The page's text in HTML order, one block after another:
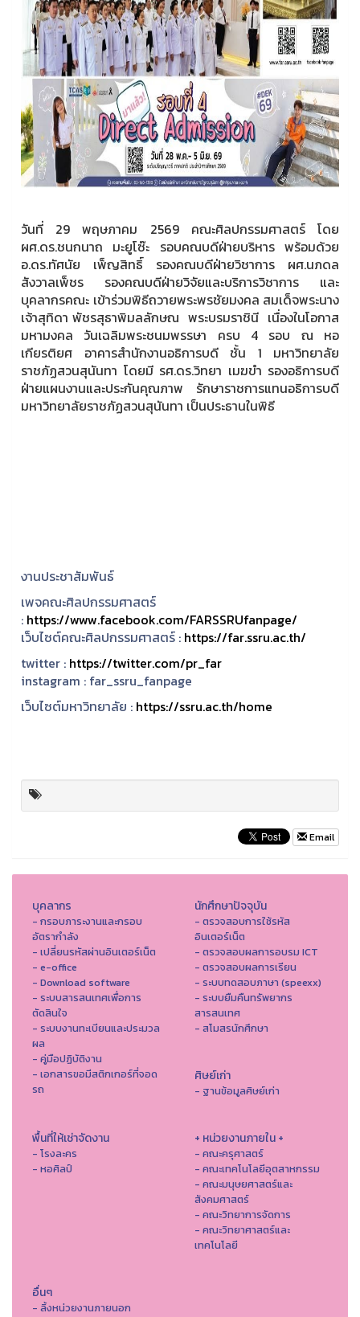
วันที่ 29 พฤษภาคม 2569 คณะศิลปกรรมศาสตร์ โดย
ผศ.ดร.ชนกนาถ มะยูโซ๊ะ รอบคณบดีฝ่ายบริหาร พร้อมด้วย
อ.ดร.ทัศนัย เพ็ญสิทธิ์ รองคณบดีฝ่ายวิชาการ ผศ.นภดล
สังวาลเพ็ชร รองคณบดีฝ่ายวิจัยและบริการวิชาการ และ
บุคลากรคณะ เข้าร่วมพิธีถวายพระพรชัยมงคล สมเด็จพระนาง
เจ้าสุทิดา พัชรสุธาพิมลลักษณ พระบรมราชินี เนื่องในโอกาส
มหามงคล วันเฉลิมพระชนมพรรษา ครบ 4 รอบ ณ หอ
เกียรติยศ อาคารสำนักงานอธิการบดี ชั้น 1 มหาวิทยาลัย
ราชภัฏสวนสุนันทา โดยมี รศ.ดร.วิทยา เมฆขำ รองอธิการบดี
ฝ่ายแผนงานและประกันคุณภาพ รักษาราชการแทนอธิการบดี
มหาวิทยาลัยราชภัฏสวนสุนันทา เป็นประธานในพิธี
งานประชาสัมพันธ์
เพจคณะศิลปกรรมศาสตร์
: https://www.facebook.com/FARSSRUfanpage/
เว็บไซต์คณะศิลปกรรมศาสตร์ : https://far.ssru.ac.th/
twitter : https://twitter.com/pr_far
instagram : far_ssru_fanpage
เว็บไซต์มหาวิทยาลัย : https://ssru.ac.th/home
Email
บุคลากร
- กรอบภาระงานและกรอบ
อัตรากำลัง
- เปลี่ยนรหัสผ่านอินเตอร์เน็ต
- e-office
- Download software
- ระบบสารสนเทศเพื่อการ
ตัดสินใจ
- ระบบงานทะเบียนและประมวล
ผล
- คู่มือปฏิบัติงาน
- เอกสารขอมีสติกเกอร์ที่จอด
รถ
นักศึกษาปัจจุบัน
- ตรวจสอบการใช้รหัส
อินเตอร์เน็ต
- ตรวจสอบผลการอบรม ICT
- ตรวจสอบผลการเรียน
- ระบบทดสอบภาษา (speexx)
- ระบบยืมคืนทรัพยากร
สารสนเทศ
- สโมสรนักศึกษา
ศิษย์เก่า
- ฐานข้อมูลศิษย์เก่า
พื้นที่ให้เช่าจัดงาน
- โรงละคร
- หอศิลป์
+ หน่วยงานภายใน +
- คณะครุศาสตร์
- คณะเทคโนโลยีอุตสาหกรรม
- คณะมนุษยศาสตร์และ
สังคมศาสตร์
- คณะวิทยาการจัดการ
- คณะวิทยาศาสตร์และ
เทคโนโลยี
อื่นๆ
- ลิ้งหน่วยงานภายนอก